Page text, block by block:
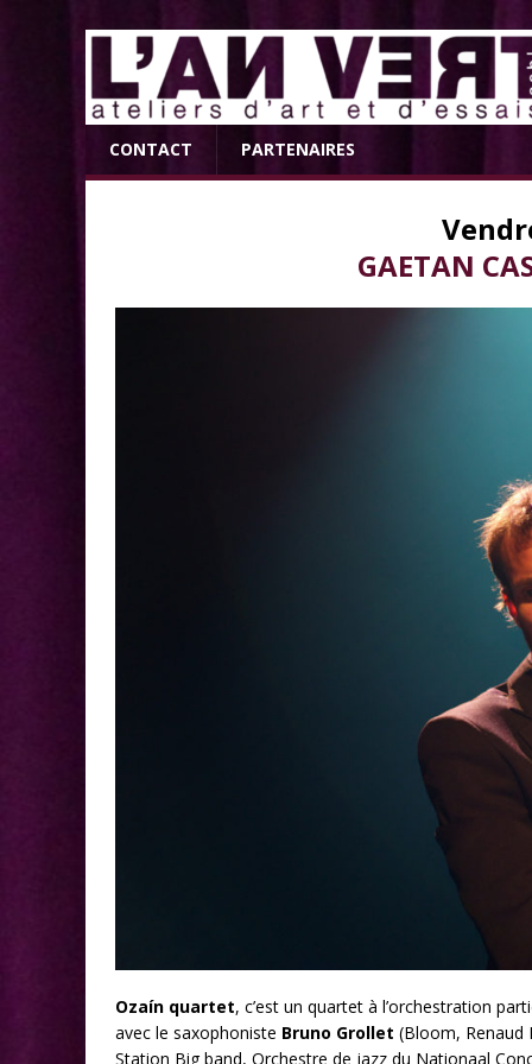
CONTACT PARTENAIRES
GAETAN
Ozaín quartet, c’est un quartet à l’orchestration
avec le saxophoniste Bruno Grollet (Bloom,
Station Big band, Orchestre de jazz du Nationaal